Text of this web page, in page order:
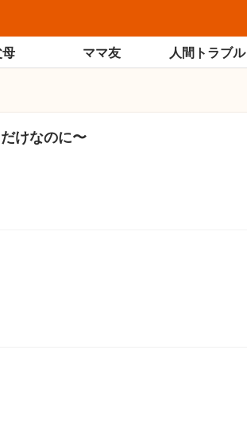
ママ友 人間トラブル
けなのに〜